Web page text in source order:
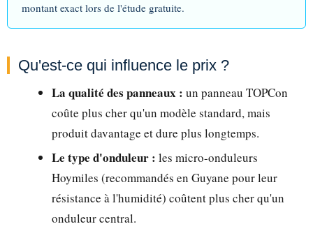
montant exact lors de l'étude gratuite.
Qu'est-ce qui influence le prix ?
La qualité des panneaux : un panneau TOPCon
coûte plus cher qu'un modèle standard, mais
produit davantage et dure plus longtemps.
Le type d'onduleur : les micro-onduleurs
Hoymiles (recommandés en Guyane pour leur
résistance à l'humidité) coûtent plus cher qu'un
onduleur central.